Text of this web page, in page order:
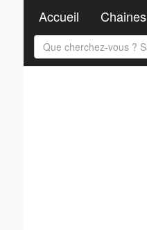
Accueil Chaines